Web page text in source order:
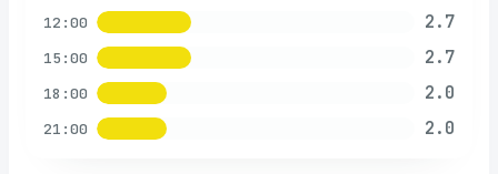
12:00 2.7
15:00 2.7
18:00 2.0
21:00 2.0